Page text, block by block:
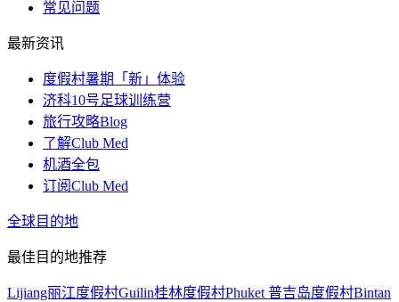
常见问题
最新资讯
度假村暑期「新」体验
济科10号足球训练营
旅行攻略Blog
了解Club Med
机酒全包
订阅Club Med
全球目的地
最佳目的地推荐
Lijiang丽江度假村Guilin桂林度假村Phuket 普吉岛度假村Bintan